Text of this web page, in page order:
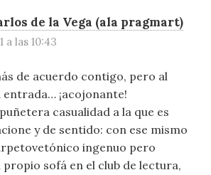
de la Vega (ala pragmart)
a las 10:43
de acuerdo contigo, pero al
entrada… ¡acojonante!
casualidad a la que es
y de sentido: con ese mismo
ingenuo pero
sofá en el club de lectura,